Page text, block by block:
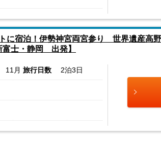
に宿泊！伊勢神宮両宮参り 世界遺産高
富士・静岡 出発】
11月 旅行日数 2泊3日